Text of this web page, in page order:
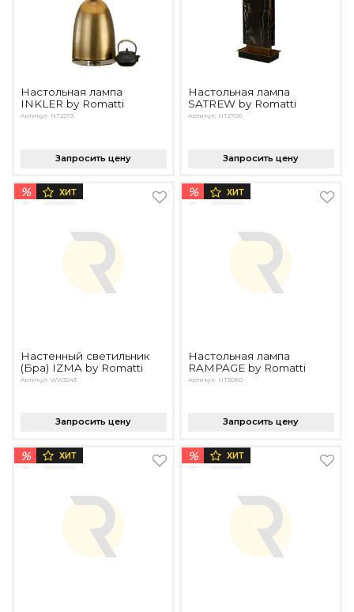
Настольная лампа
INKLER by Romatti
Артикул: NT2273
Запросить цену
Настольная лампа
SATREW by Romatti
Артикул: NT2700
Запросить цену
% ХИТ
Настенный светильник
(Бра) IZMA by Romatti
Артикул: WW3243
Запросить цену
% ХИТ
Настольная лампа
RAMPAGE by Romatti
Артикул: NT3080
Запросить цену
% ХИТ % ХИТ